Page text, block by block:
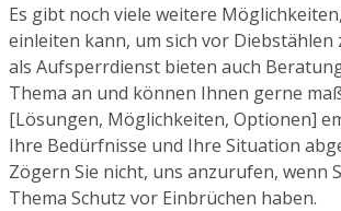
Es gibt noch viele weitere
einleiten kann, um sich vor Diebstählen
als Aufsperrdienst bieten auch
Thema an und können Ihnen gerne
[Lösungen, Möglichkeiten, Optionen]
Ihre Bedürfnisse und Ihre Situation
Zögern Sie nicht, uns anzurufen, wenn
Thema Schutz vor Einbrüchen haben.